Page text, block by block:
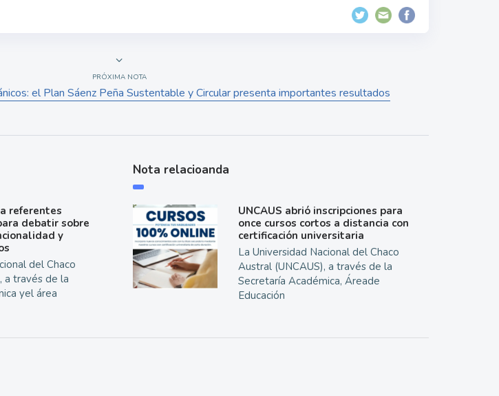
PRÓXIMA NOTA
el Plan Sáenz Peña Sustentable y Circular presenta importantes resultados
referentes
debatir sobre
y
del Chaco
a través de la
yel área
Nota relacioanda
UNCAUS abrió inscripciones para
once cursos cortos a distancia con
certificación universitaria
La Universidad Nacional del Chaco
Austral (UNCAUS), a través de la
Secretaría Académica, Áreade
Educación